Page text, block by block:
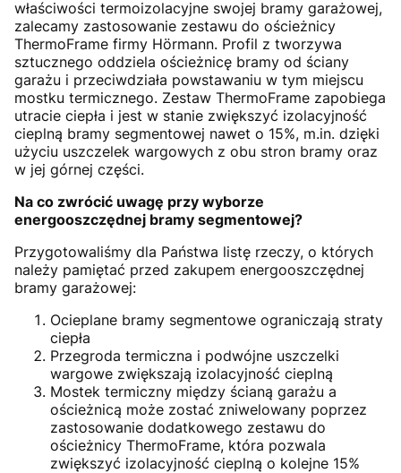
właściwości termoizolacyjne swojej bramy garażowej,
zalecamy zastosowanie zestawu do ościeżnicy
ThermoFrame firmy Hörmann. Profil z tworzywa
sztucznego oddziela ościeżnicę bramy od ściany
garażu i przeciwdziała powstawaniu w tym miejscu
mostku termicznego. Zestaw ThermoFrame zapobiega
utracie ciepła i jest w stanie zwiększyć izolacyjność
cieplną bramy segmentowej nawet o 15%, m.in. dzięki
użyciu uszczelek wargowych z obu stron bramy oraz
w jej górnej części.
Na co zwrócić uwagę przy wyborze
energooszczędnej bramy segmentowej?
Przygotowaliśmy dla Państwa listę rzeczy, o których
należy pamiętać przed zakupem energooszczędnej
bramy garażowej:
Ocieplane bramy segmentowe ograniczają straty
ciepła
Przegroda termiczna i podwójne uszczelki
wargowe zwiększają izolacyjność cieplną
Mostek termiczny między ścianą garażu a
ościeżnicą może zostać zniwelowany poprzez
zastosowanie dodatkowego zestawu do
ościeżnicy ThermoFrame, która pozwala
zwiększyć izolacyjność cieplną o kolejne 15%